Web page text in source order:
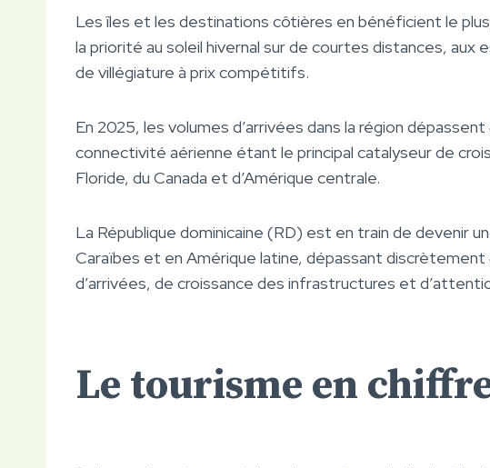
Les îles et les destinations côtières en bénéficient le
la priorité au soleil hivernal sur de courtes distances,
de villégiature à prix compétitifs.
En 2025, les volumes d’arrivées dans la région dépassent
connectivité aérienne étant le principal catalyseur de
Floride, du Canada et d’Amérique centrale.
La République dominicaine (RD) est en train de devenir
Caraïbes et en Amérique latine, dépassant
d’arrivées, de croissance des infrastructures et
Le tourisme en